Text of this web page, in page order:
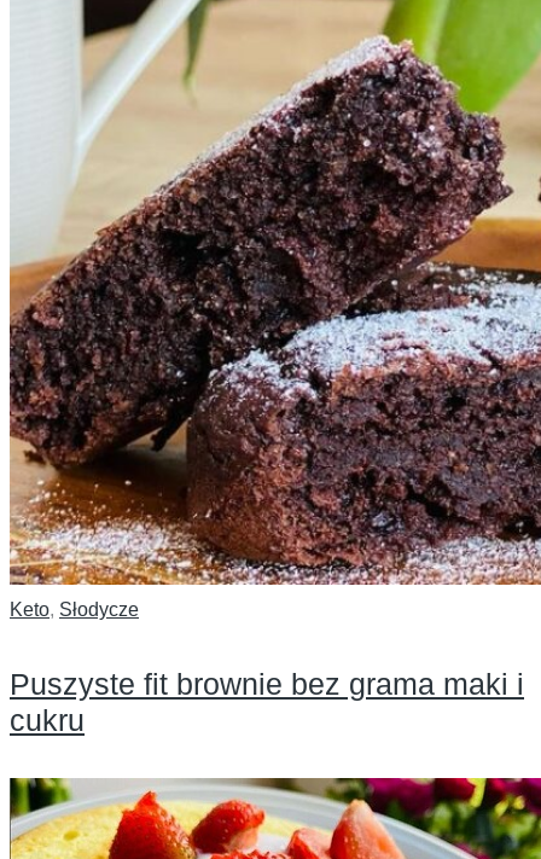
Keto, Słodycze
Puszyste fit brownie bez grama maki i
cukru